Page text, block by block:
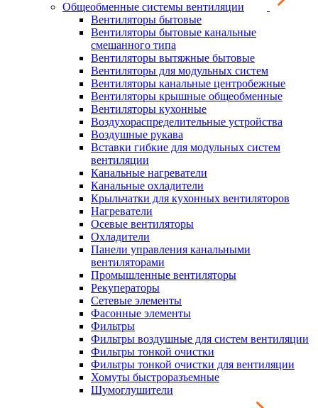
Общеобменные системы вентиляции
Вентиляторы бытовые
Вентиляторы бытовые канальные
смешанного типа
Вентиляторы вытяжные бытовые
Вентиляторы для модульных систем
Вентиляторы канальные центробежные
Вентиляторы крышные общеобменные
Вентиляторы кухонные
Воздухораспределительные устройства
Воздушные рукава
Вставки гибкие для модульных систем
вентиляции
Канальные нагреватели
Канальные охладители
Крыльчатки для кухонных вентиляторов
Нагреватели
Осевые вентиляторы
Охладители
Панели управления канальными
вентиляторами
Промышленные вентиляторы
Рекуператоры
Сетевые элементы
Фасонные элементы
Фильтры
Фильтры воздушные для систем вентиляции
Фильтры тонкой очистки
Фильтры тонкой очистки для вентиляции
Хомуты быстроразъемные
Шумоглушители